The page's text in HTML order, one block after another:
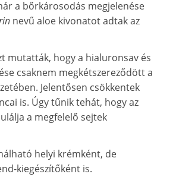
a bőrkárosodás megjelenése
nevű aloe kivonatot adtak az
mutatták, hogy a hialuronsav és
csaknem megkétszereződött a
Jelentősen csökkentek
is. Úgy tűnik tehát, hogy az
a megfelelő sejtek
helyi krémként, de
kiegészítőként is.